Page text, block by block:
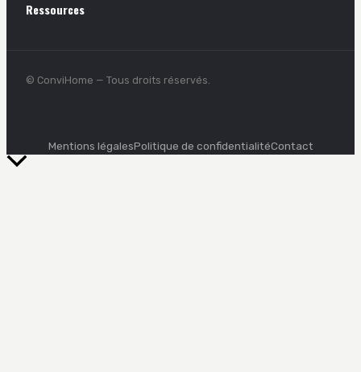
Ressources
© ConviHome — Tous droits réservés.
Mentions légalesPolitique de confidentialitéContact